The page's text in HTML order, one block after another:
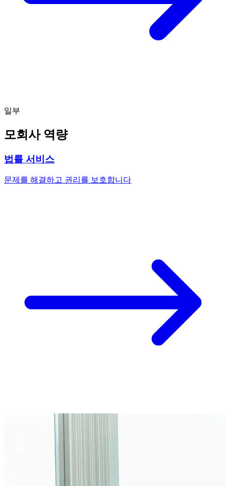
일부
모회사 역량
법률 서비스
문제를 해결하고 권리를 보호합니다